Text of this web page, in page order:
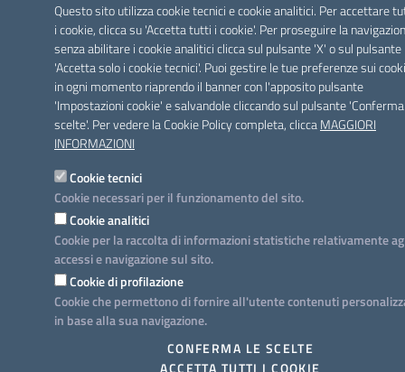
Questo sito utilizza cookie tecnici e cookie analitici. Per accettare
i cookie, clicca su 'Accetta tutti i cookie'. Per proseguire la
senza abilitare i cookie analitici clicca sul pulsante 'X' o sul pulsante
'Accetta solo i cookie tecnici'. Puoi gestire le tue preferenze sui
in ogni momento riaprendo il banner con l'apposito pulsante
'Impostazioni cookie' e salvandole cliccando sul pulsante
scelte'. Per vedere la Cookie Policy completa, cliccaMAGGIORI
INFORMAZIONI
Cookie tecnici
Cookie necessari per il funzionamento del sito.
Cookie analitici
Cookie per la raccolta di informazioni statistiche relativamente
accessi e navigazione sul sito.
Cookie di profilazione
Cookie che permettono di fornire all'utente contenuti
in base alla sua navigazione.
CONFERMA LE SCELTE